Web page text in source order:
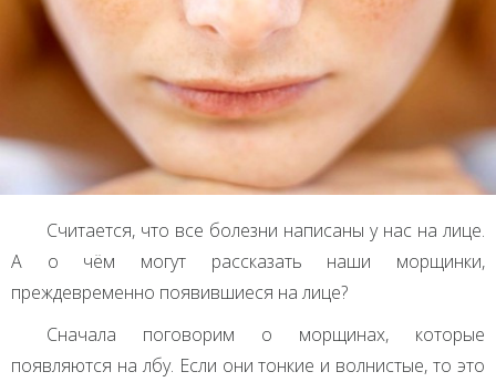
Считается, что все болезни написаны у нас на лице.
А о чём могут рассказать наши морщинки,
преждевременно появившиеся на лице?
Сначала поговорим о морщинах, которые
появляются на лбу. Если они тонкие и волнистые, то это